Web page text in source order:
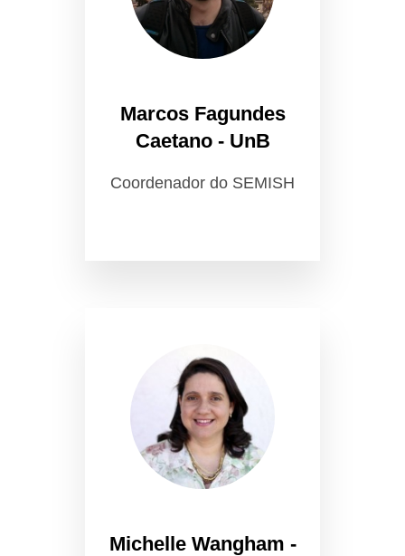
Marcos Fagundes
Caetano - UnB
Coordenador do SEMISH
Michelle Wangham -